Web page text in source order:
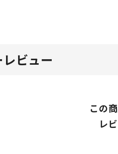
ビュー
この
レ